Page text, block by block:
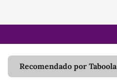
Recomendado por Taboola